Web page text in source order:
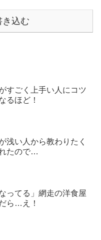
き込む
すごく上手い人にコツ
るほど！
浅い人から教わりたく
たので…
ってる」網走の洋食屋
ら…え！